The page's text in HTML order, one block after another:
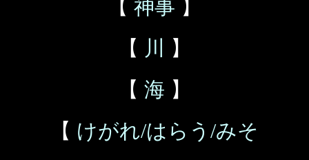
【 神事 】
【 川
】
【 海 】
【 けがれ/はらう/みそ